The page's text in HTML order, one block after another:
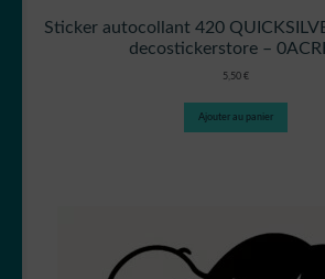
Sticker autocollant 420
decostickerstore –
5,50 €
Ajouter au panier